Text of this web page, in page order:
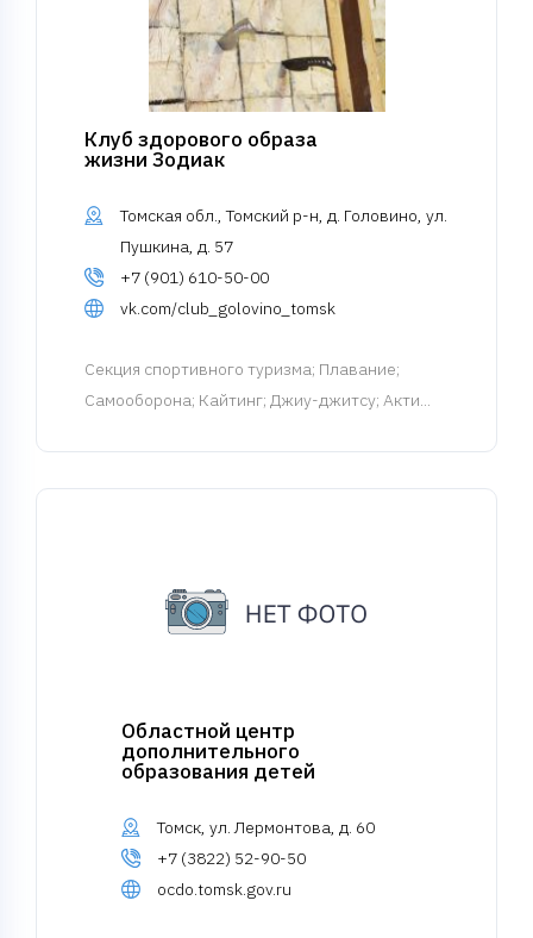
Клуб здорового образа
жизни Зодиак
Томская обл., Томский р-н, д. Головино, ул.
Пушкина, д. 57
+7 (901) 610-50-00
vk.com/club_golovino_tomsk
Cекция спортивного туризма; Плавание;
Самооборона; Кайтинг; Джиу-джитсу; Акти...
Областной центр
дополнительного
образования детей
Томск, ул. Лермонтова, д. 60
+7 (3822) 52-90-50
ocdo.tomsk.gov.ru